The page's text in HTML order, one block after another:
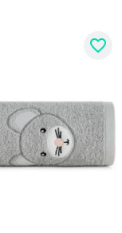
favorite_border